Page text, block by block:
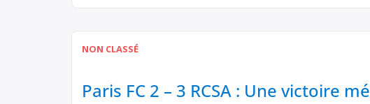
NON CLASSÉ
Paris FC 2 – 3 RCSA : Une victoire